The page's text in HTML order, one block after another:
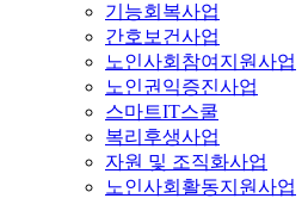
기능회복사업
간호보건사업
노인사회참여지원사업
노인권익증진사업
스마트IT스쿨
복리후생사업
자원 및 조직화사업
노인사회활동지원사업